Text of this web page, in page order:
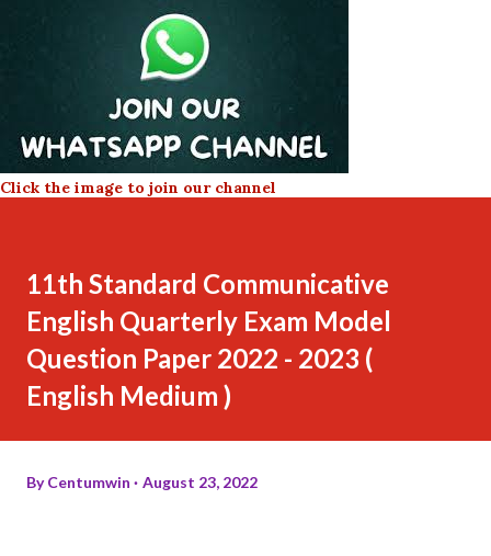
Click the image to join our channel
11th Standard Communicative
English Quarterly Exam Model
Question Paper 2022 - 2023 (
English Medium )
ByCentumwin August 23, 2022